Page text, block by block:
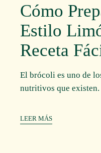
Cómo
Estilo
Receta
El brócoli es uno de
nutritivos que existen.
LEER MÁS